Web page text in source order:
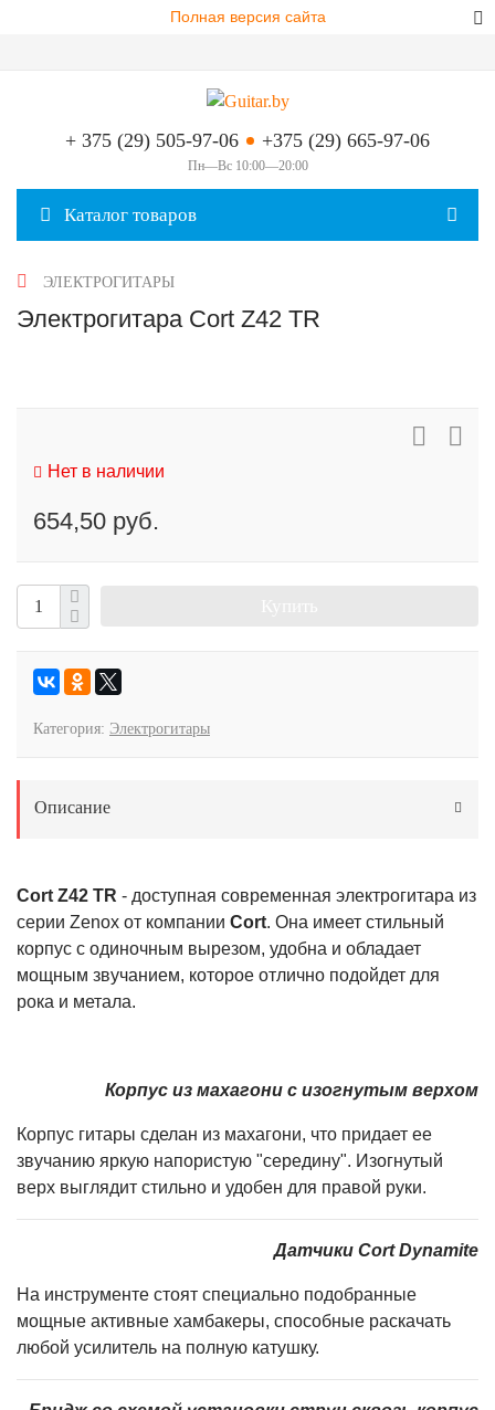
Полная версия сайта
+ 375 (29) 505-97-06 +375 (29) 665-97-06
Пн—Вс 10:00—20:00
Каталог товаров
ЭЛЕКТРОГИТАРЫ
Электрогитара Cort Z42 TR
Нет в наличии
654,50 руб.
Категория: Электрогитары
Описание
Cort Z42 TR - доступная современная электрогитара из
серии Zenox от компании Cort. Она имеет стильный
корпус с одиночным вырезом, удобна и обладает
мощным звучанием, которое отлично подойдет для
рока и метала.
Корпус из махагони с изогнутым верхом
Корпус гитары сделан из махагони, что придает ее
звучанию яркую напористую "середину". Изогнутый
верх выглядит стильно и удобен для правой руки.
Датчики Cort Dynamite
На инструменте стоят специально подобранные
мощные активные хамбакеры, способные раскачать
любой усилитель на полную катушку.